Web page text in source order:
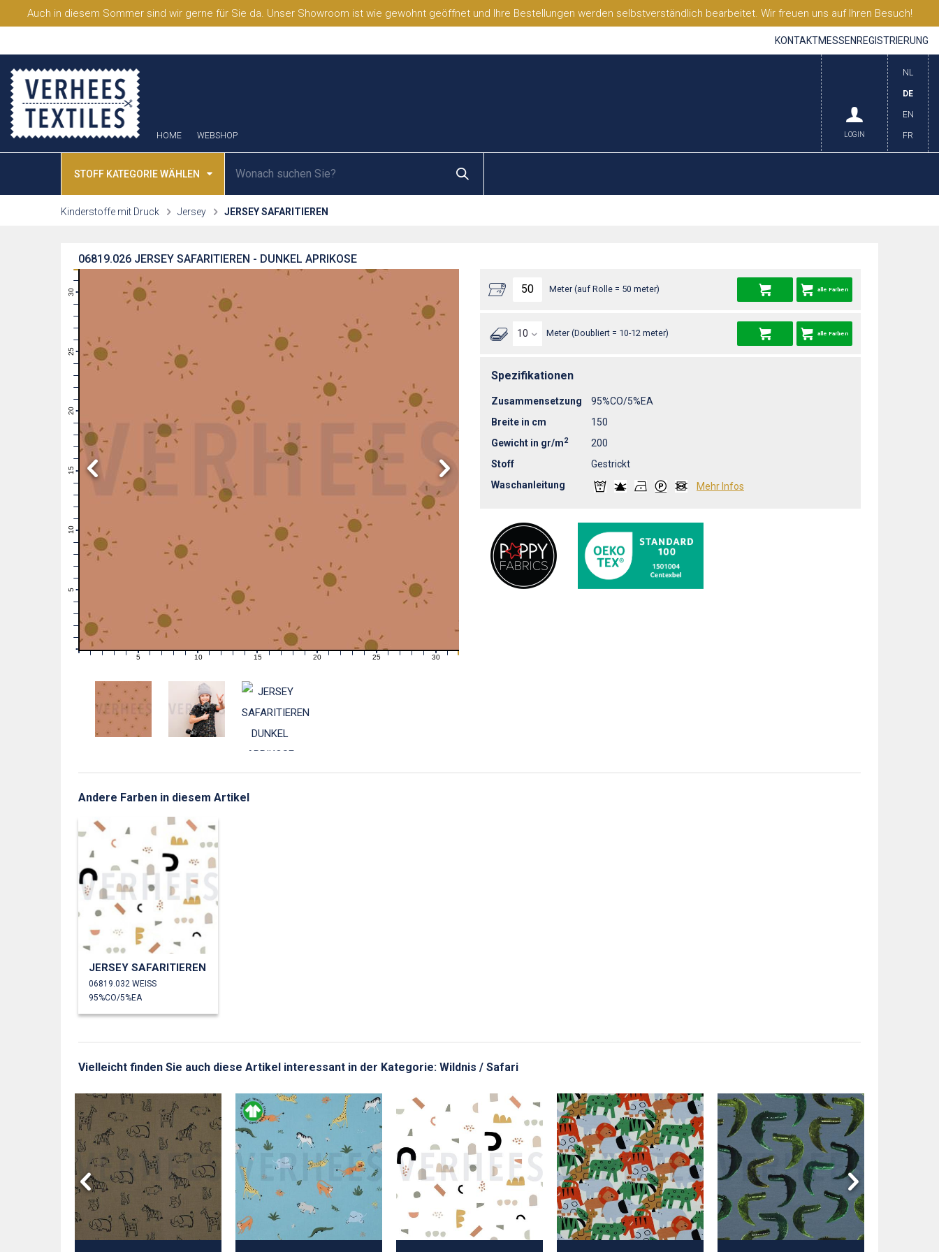
Auch in diesem Sommer sind wir gerne für Sie da. Unser Showroom ist wie gewohnt geöffnet und Ihre Bestellungen werden selbstverständlich bearbeitet. Wir freuen uns auf Ihren Besuch!
KONTAKTMESSEN REGISTRIERUNG
HOME WEBSHOP
NL
DE
EN
FR
LOGIN
STOFF KATEGORIE WÄHLEN
Kinderstoffe mit Druck Jersey JERSEY SAFARITIEREN
JERSEY SAFARITIEREN - DUNKEL APRIKOSE
06819.026
0
2
10
11
12
13
14
15
16
17
18
19
20
21
22
23
24
25
26
27
28
29
30
1 2 3 4 6 7 8 9 11 12 13 14 16 17 18 19 21 22 23 24 25 26 27 28 29 31
Meter (auf Rolle = 50 meter) alle Farben
Meter (Doubliert = 10-12 meter) alle Farben
Spezifikationen
Zusammensetzung
95%CO/5%EA
Breite in cm
150
Gewicht in gr/m2
200
Stoff
Gestrickt
Waschanleitung
Mehr Infos
Andere Farben in diesem Artikel
JERSEY SAFARITIEREN
06819.032 WEISS
95%CO/5%EA
Vielleicht finden Sie auch diese Artikel interessant in der Kategorie: Wildnis / Safari